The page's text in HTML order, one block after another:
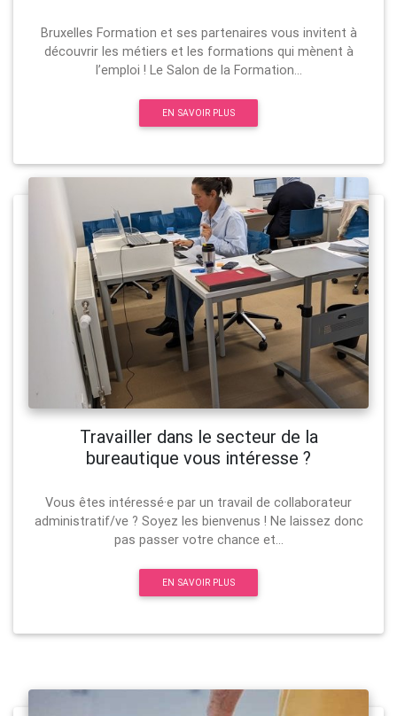
Bruxelles Formation et ses partenaires vous invitent à
découvrir les métiers et les formations qui mènent à
l’emploi ! Le Salon de la Formation...
EN SAVOIR PLUS
Travailler dans le secteur de la
bureautique vous intéresse ?
Vous êtes intéressé·e par un travail de collaborateur
administratif/ve ? Soyez les bienvenus ! Ne laissez donc
pas passer votre chance et...
EN SAVOIR PLUS